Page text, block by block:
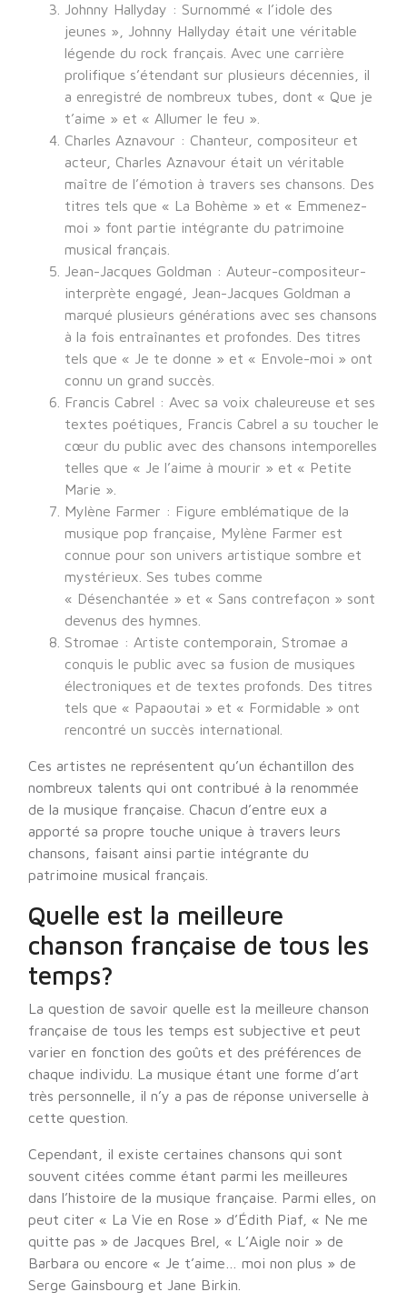
Johnny Hallyday : Surnommé « l’idole des
jeunes », Johnny Hallyday était une véritable
légende du rock français. Avec une carrière
prolifique s’étendant sur plusieurs décennies, il
a enregistré de nombreux tubes, dont « Que je
t’aime » et « Allumer le feu ».
Charles Aznavour : Chanteur, compositeur et
acteur, Charles Aznavour était un véritable
maître de l’émotion à travers ses chansons. Des
titres tels que « La Bohème » et « Emmenez-
moi » font partie intégrante du patrimoine
musical français.
Jean-Jacques Goldman : Auteur-compositeur-
interprète engagé, Jean-Jacques Goldman a
marqué plusieurs générations avec ses chansons
à la fois entraînantes et profondes. Des titres
tels que « Je te donne » et « Envole-moi » ont
connu un grand succès.
Francis Cabrel : Avec sa voix chaleureuse et ses
textes poétiques, Francis Cabrel a su toucher le
cœur du public avec des chansons intemporelles
telles que « Je l’aime à mourir » et « Petite
Marie ».
Mylène Farmer : Figure emblématique de la
musique pop française, Mylène Farmer est
connue pour son univers artistique sombre et
mystérieux. Ses tubes comme
« Désenchantée » et « Sans contrefaçon » sont
devenus des hymnes.
Stromae : Artiste contemporain, Stromae a
conquis le public avec sa fusion de musiques
électroniques et de textes profonds. Des titres
tels que « Papaoutai » et « Formidable » ont
rencontré un succès international.
Ces artistes ne représentent qu’un échantillon des
nombreux talents qui ont contribué à la renommée
de la musique française. Chacun d’entre eux a
apporté sa propre touche unique à travers leurs
chansons, faisant ainsi partie intégrante du
patrimoine musical français.
Quelle est la meilleure
chanson française de tous les
temps?
La question de savoir quelle est la meilleure chanson
française de tous les temps est subjective et peut
varier en fonction des goûts et des préférences de
chaque individu. La musique étant une forme d’art
très personnelle, il n’y a pas de réponse universelle à
cette question.
Cependant, il existe certaines chansons qui sont
souvent citées comme étant parmi les meilleures
dans l’histoire de la musique française. Parmi elles, on
peut citer « La Vie en Rose » d’Édith Piaf, « Ne me
quitte pas » de Jacques Brel, « L’Aigle noir » de
Barbara ou encore « Je t’aime… moi non plus » de
Serge Gainsbourg et Jane Birkin.